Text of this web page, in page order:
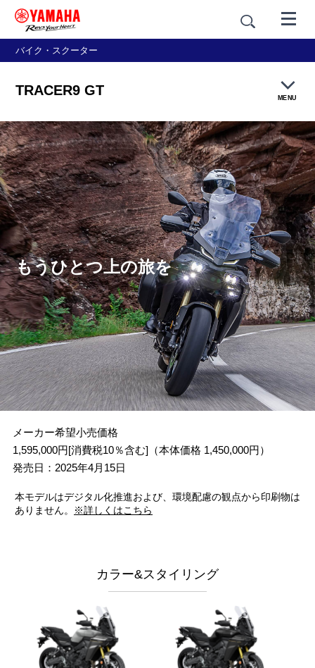
バイク・スクーター
TRACER9 GT MENU
製品TOP
機能・装備
カラー＆デザイン
価格・仕様
アクセサリー
アクセサリーシミュレーター
もうひとつ上の旅を
メーカー希望小売価格
1,595,000円[消費税10％含む]（本体価格 1,450,000円）
発売日：2025年4月15日
本モデルはデジタル化推進および、環境配慮の観点から印刷物は
ありません。
※詳しくはこちら
カラー&スタイリング